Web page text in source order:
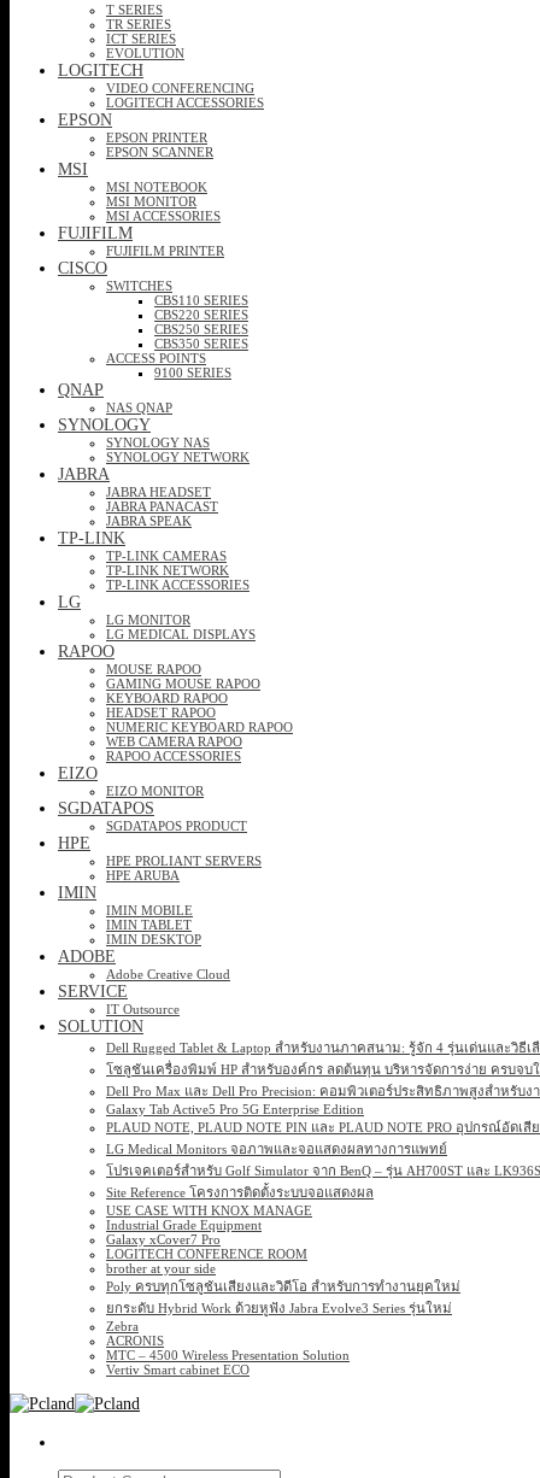
T SERIES
TR SERIES
ICT SERIES
EVOLUTION
LOGITECH
VIDEO CONFERENCING
LOGITECH ACCESSORIES
EPSON
EPSON PRINTER
EPSON SCANNER
MSI
MSI NOTEBOOK
MSI MONITOR
MSI ACCESSORIES
FUJIFILM
FUJIFILM PRINTER
CISCO
SWITCHES
CBS110 SERIES
CBS220 SERIES
CBS250 SERIES
CBS350 SERIES
ACCESS POINTS
9100 SERIES
QNAP
NAS QNAP
SYNOLOGY
SYNOLOGY NAS
SYNOLOGY NETWORK
JABRA
JABRA HEADSET
JABRA PANACAST
JABRA SPEAK
TP-LINK
TP-LINK CAMERAS
TP-LINK NETWORK
TP-LINK ACCESSORIES
LG
LG MONITOR
LG MEDICAL DISPLAYS
RAPOO
MOUSE RAPOO
GAMING MOUSE RAPOO
KEYBOARD RAPOO
HEADSET RAPOO
NUMERIC KEYBOARD RAPOO
WEB CAMERA RAPOO
RAPOO ACCESSORIES
EIZO
EIZO MONITOR
SGDATAPOS
SGDATAPOS PRODUCT
HPE
HPE PROLIANT SERVERS
HPE ARUBA
IMIN
IMIN MOBILE
IMIN TABLET
IMIN DESKTOP
ADOBE
Adobe Creative Cloud
SERVICE
IT Outsource
SOLUTION
Dell Rugged Tablet & Laptop สำหรับงานภาคสนาม: รู้จัก 4 รุ่นเด่นและวิธีเ
โซลูชันเครื่องพิมพ์ HP สำหรับองค์กร ลดต้นทุน บริหารจัดการง่าย ครบจบ
Dell Pro Max และ Dell Pro Precision: คอมพิวเตอร์ประสิทธิภาพสูงสำหรับ
Galaxy Tab Active5 Pro 5G Enterprise Edition
PLAUD NOTE, PLAUD NOTE PIN และ PLAUD NOTE PRO อุปกรณ์อัด
LG Medical Monitors จอภาพและจอแสดงผลทางการแพทย์
โปรเจคเตอร์สำหรับ Golf Simulator จาก BenQ – รุ่น AH700ST และ
Site Reference โครงการติดตั้งระบบจอแสดงผล
USE CASE WITH KNOX MANAGE
Industrial Grade Equipment
Galaxy xCover7 Pro
LOGITECH CONFERENCE ROOM
brother at your side
Poly ครบทุกโซลูชันเสียงและวิดีโอ สำหรับการทำงานยุคใหม่
ยกระดับ Hybrid Work ด้วยหูฟัง Jabra Evolve3 Series รุ่นใหม่
Zebra
ACRONIS
MTC – 4500 Wireless Presentation Solution
Vertiv Smart cabinet ECO